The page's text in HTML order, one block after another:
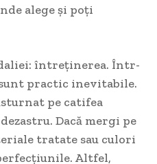
alege și poți
întreținerea. Într-
practic inevitabile.
pe catifea
Dacă mergi pe
tratate sau culori
Altfel,